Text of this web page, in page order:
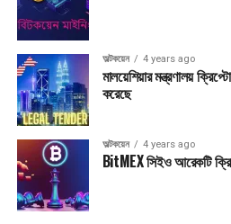
অল্টকয়েন 4 years ago
মালয়েশিয়ার মন্ত্রণালয়
করেছে
অল্টকয়েন 4 years ago
BitMEX সিইও আরেকটি